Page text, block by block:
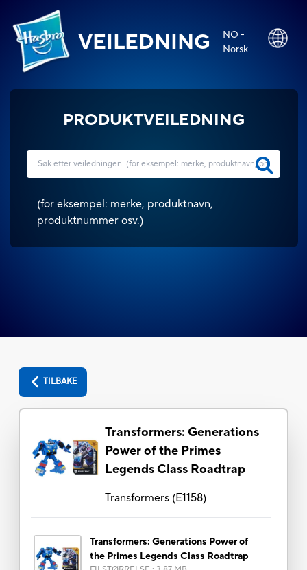
VEILEDNING
NO -
Norsk
PRODUKTVEILEDNING
(for eksempel: merke, produktnavn,
produktnummer osv.)
TILBAKE
Transformers: Generations
Power of the Primes
Legends Class Roadtrap
Transformers(E1158)
Transformers: Generations Power of
the Primes Legends Class Roadtrap